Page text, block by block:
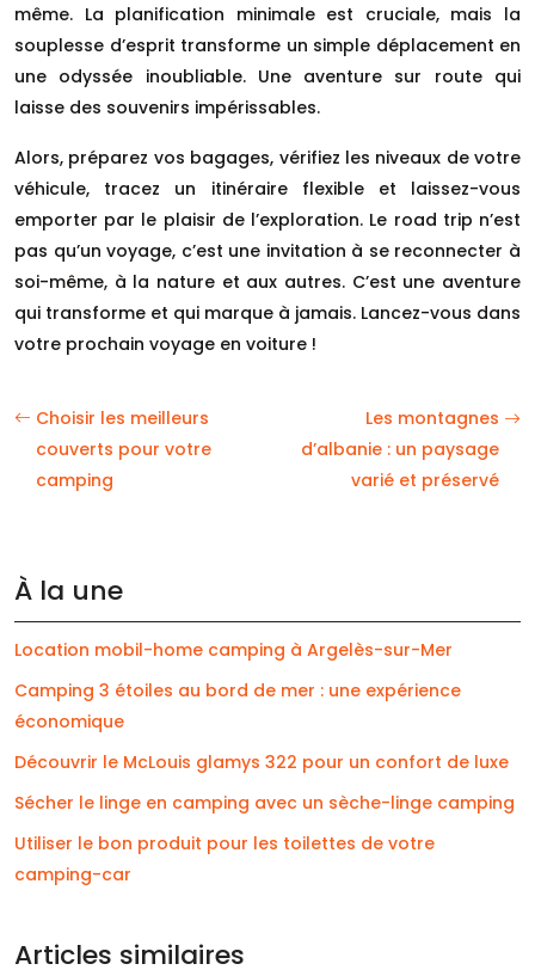
même. La planification minimale est cruciale, mais la
souplesse d’esprit transforme un simple déplacement en
une odyssée inoubliable. Une aventure sur route qui
laisse des souvenirs impérissables.
Alors, préparez vos bagages, vérifiez les niveaux de votre
véhicule, tracez un itinéraire flexible et laissez-vous
emporter par le plaisir de l’exploration. Le road trip n’est
pas qu’un voyage, c’est une invitation à se reconnecter à
soi-même, à la nature et aux autres. C’est une aventure
qui transforme et qui marque à jamais. Lancez-vous dans
votre prochain voyage en voiture !
Choisir les meilleurs
couverts pour votre
camping
Les montagnes
d’albanie : un paysage
varié et préservé
À la une
Location mobil-home camping à Argelès-sur-Mer
Camping 3 étoiles au bord de mer : une expérience
économique
Découvrir le McLouis glamys 322 pour un confort de luxe
Sécher le linge en camping avec un sèche-linge camping
Utiliser le bon produit pour les toilettes de votre
camping-car
Articles similaires